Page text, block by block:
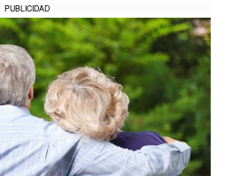
PUBLICIDAD